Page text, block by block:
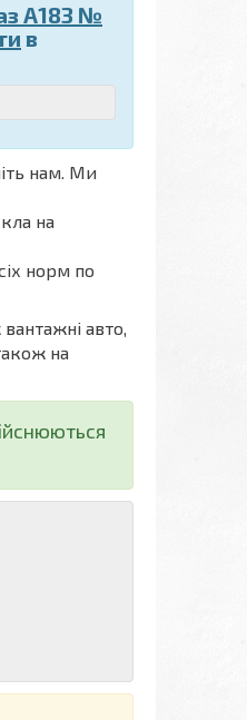
А183 №
в
нам. Ми
на
норм по
авто,
на